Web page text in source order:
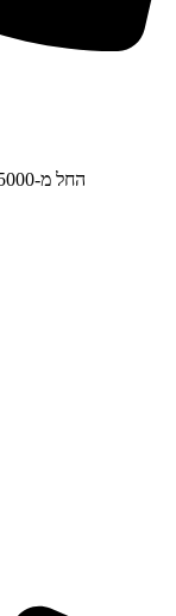
החל מ-‏5000 ₪ ללילה למזמינים 2 לילות בסופ"ש הקרוב